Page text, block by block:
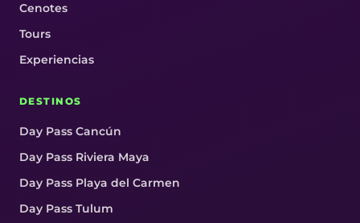
Cenotes
Tours
Experiencias
DESTINOS
Day Pass Cancún
Day Pass Riviera Maya
Day Pass Playa del Carmen
Day Pass Tulum